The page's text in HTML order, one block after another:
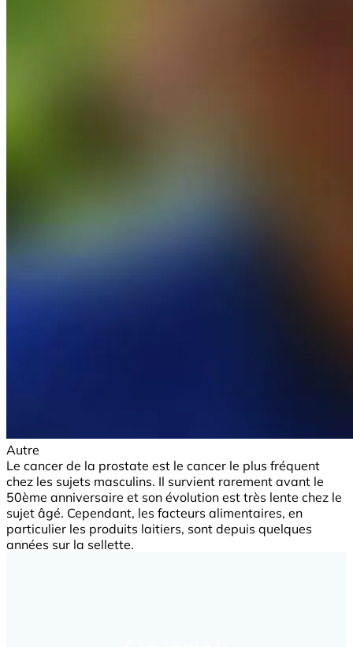
Autre
Le cancer de la prostate est le cancer le plus fréquent
chez les sujets masculins. Il survient rarement avant le
50ème anniversaire et son évolution est très lente chez le
sujet âgé. Cependant, les facteurs alimentaires, en
particulier les produits laitiers, sont depuis quelques
années sur la sellette.